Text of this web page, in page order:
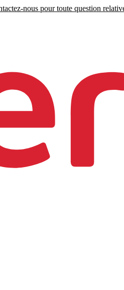
nous pour toute question